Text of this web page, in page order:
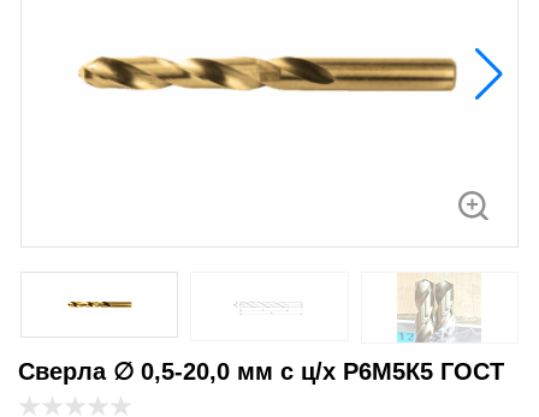
Сверла ∅ 0,5-20,0 мм с ц/х Р6М5К5 ГОСТ